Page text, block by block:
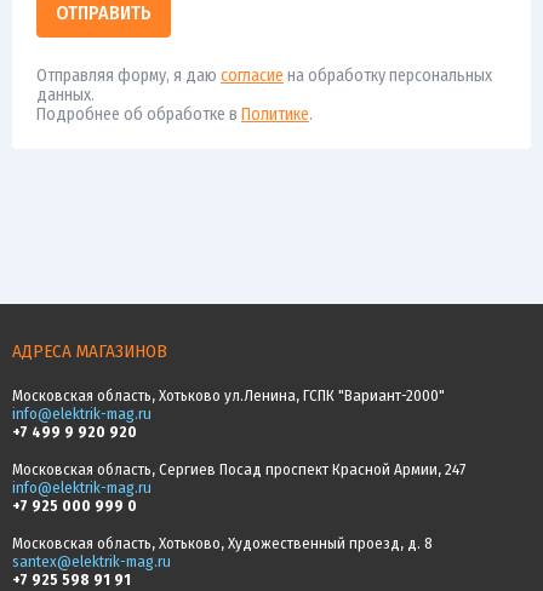
ОТПРАВИТЬ
Отправляя форму, я даю согласие на обработку персональных
данных.
Подробнее об обработке в Политике.
АДРЕСА МАГАЗИНОВ
Московская область, Хотьково ул.Ленина, ГСПК "Вариант-2000"
info@elektrik-mag.ru
+7 499 9 920 920
Московская область, Сергиев Посад проспект Красной Армии, 247
info@elektrik-mag.ru
+7 925 000 999 0
Московская область, Хотьково, Художественный проезд, д. 8
santex@elektrik-mag.ru
+7 925 598 91 91